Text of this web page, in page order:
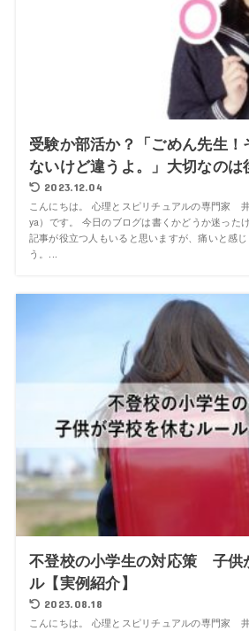
受験か部活か？「ごめん先生
ないけど違うよ。」大切なのは
2023.12.04
こんにちは。 心理とスピリチュアルの専門家
ya）です。 今日のブログは書くかどうか迷った
記事が役立つ人もいると思いますが、痛いと感
う。...
不登校の小学生の対応策 子供
ル【実例紹介】
2023.08.18
こんにちは。 心理とスピリチュアルの専門家